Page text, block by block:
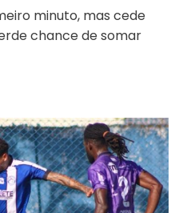
minuto, mas cede
chance de somar